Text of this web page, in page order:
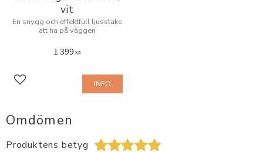
Omdömen
Produktens betyg
vit
En snygg och effektfull ljusstake
att ha på väggen
1 399KR
Lägg till i favoriter INFO